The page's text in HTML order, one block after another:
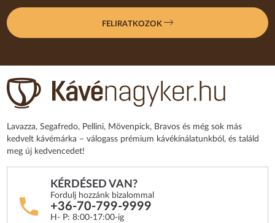
FELIRATKOZOK
Lavazza, Segafredo, Pellini, Mövenpick, Bravos és még sok más
kedvelt kávémárka – válogass prémium kávékínálatunkból, és találd
meg új kedvencedet!
KÉRDÉSED VAN?
Fordulj hozzánk bizalommal
+36-70-799-9999
H- P: 8:00-17:00-ig